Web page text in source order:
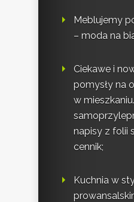
Meblujemy
– moda na
Ciekawe i
pomysły na
w
napisy z folii
cennik;
Kuchnia w